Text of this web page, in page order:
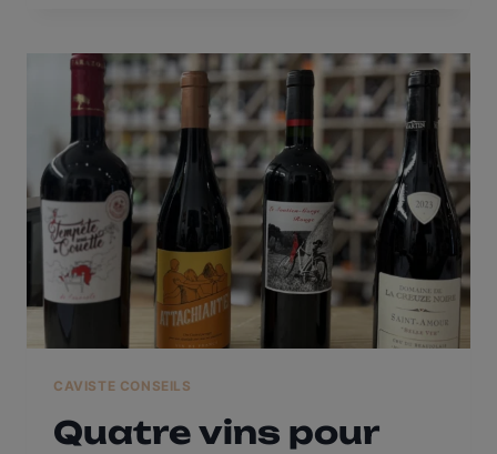
QUI
DIVISE
!
CAVISTE CONSEILS
Quatre vins pour